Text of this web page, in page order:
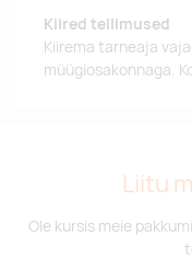
Kiired tellimused
Kiirema tarneaja
müügiosakonnaga.
Liitu
Ole kursis meie